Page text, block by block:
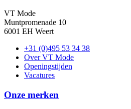
VT Mode
Muntpromenade 10
6001 EH Weert
+31 (0)495 53 34 38
Over VT Mode
Openingstijden
Vacatures
Onze merken